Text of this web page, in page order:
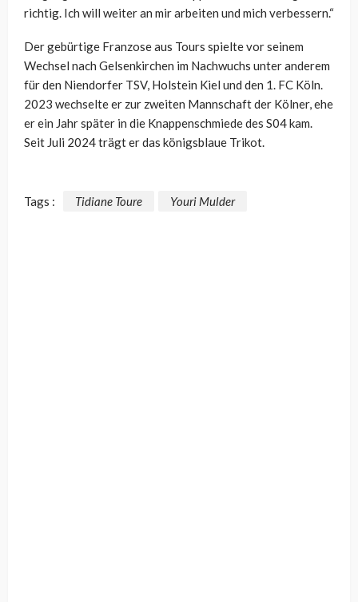
richtig. Ich will weiter an mir arbeiten und mich verbessern.“
Der gebürtige Franzose aus Tours spielte vor seinem
Wechsel nach Gelsenkirchen im Nachwuchs unter anderem
für den Niendorfer TSV, Holstein Kiel und den 1. FC Köln.
2023 wechselte er zur zweiten Mannschaft der Kölner, ehe
er ein Jahr später in die Knappenschmiede des S04 kam.
Seit Juli 2024 trägt er das königsblaue Trikot.
Tags : Tidiane Toure Youri Mulder